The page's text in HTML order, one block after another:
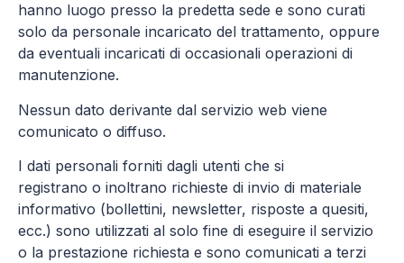
hanno luogo presso la predetta sede e sono curati
solo da personale incaricato del trattamento, oppure
da eventuali incaricati di occasionali operazioni di
manutenzione.
Nessun dato derivante dal servizio web viene
comunicato o diffuso.
I dati personali forniti dagli utenti che si
registrano o inoltrano richieste di invio di materiale
informativo (bollettini, newsletter, risposte a quesiti,
ecc.) sono utilizzati al solo fine di eseguire il servizio
o la prestazione richiesta e sono comunicati a terzi